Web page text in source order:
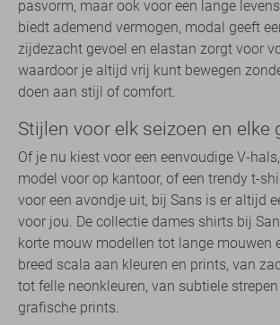
pasvorm, maar ook voor een lange
biedt ademend vermogen, modal geeft
zijdezacht gevoel en elastan zorgt voor
waardoor je altijd vrij kunt bewegen
doen aan stijl of comfort.
Stijlen voor elk seizoen en elke
Of je nu kiest voor een eenvoudige V-
model voor op kantoor, of een trendy t-
voor een avondje uit, bij Sans is er altijd
voor jou. De collectie dames shirts bij
korte mouw modellen tot lange mouwen
breed scala aan kleuren en prints, van
tot felle neonkleuren, van subtiele
grafische prints.